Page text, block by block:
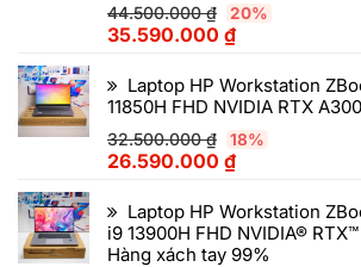
44.500.000₫ 20%
35.590.000 ₫
Laptop HP Workstation
11850H FHD NVIDIA RTX
32.500.000₫ 18%
26.590.000 ₫
Laptop HP Workstation
i9 13900H FHD NVIDIA® RTX™
Hàng xách tay 99%